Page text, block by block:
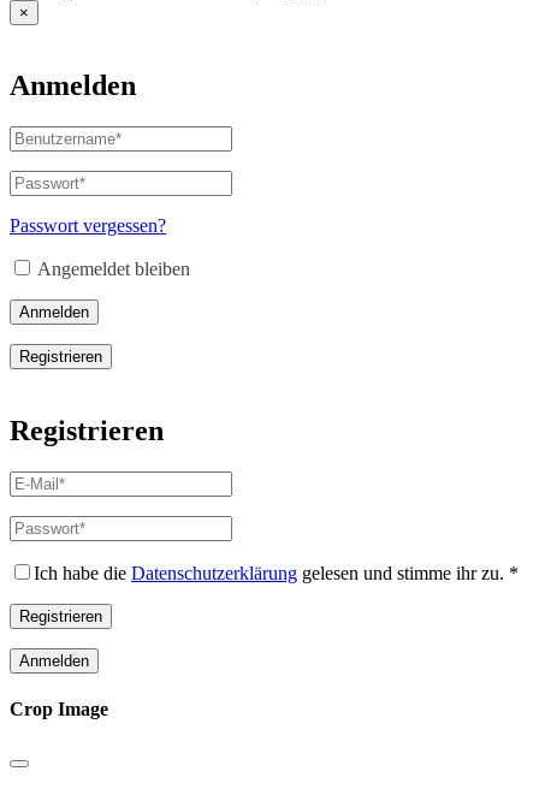
×
Anmelden
Benutzername
oder
E-
Mail-
Adresse*
Passwort*
Erforderlich
Passwort vergessen?
Angemeldet bleiben
Anmelden
Registrieren
Registrieren
E-
Mail-
Adresse*
Erforderlich
Passwort*
Erforderlich
Ich habe die Datenschutzerklärung gelesen und stimme ihr zu. *
Registrieren
Anmelden
Crop Image